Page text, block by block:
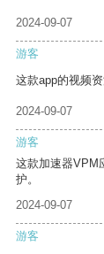
2024-09-07
游客
这款app的视频
2024-09-07
游客
这款加速器VPM
护。
2024-09-07
游客